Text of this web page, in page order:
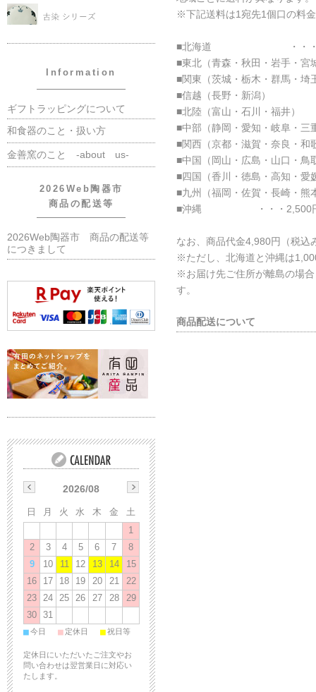
※下記送料は1宛先1個口の料
■北海道 ・・・
■東北（青森・秋田・岩手・宮
■関東（茨城・栃木・群馬・埼
■信越（長野・新潟）
■北陸（富山・石川・福
■中部（静岡・愛知・岐
■関西（京都・滋賀・奈良・
■中国（岡山・広島・山口・
■四国（香川・徳島・高
■九州（福岡・佐賀・長崎・
■沖縄 ・・・2,500円
なお、商品代金4,980円（税込
※ただし、北海道と沖縄は
※お届け先ご住所が離島の場
す。
商品配送について
Information
ギフトラッピングについて
和食器のこと・扱い方
金善窯のこと -about us-
2026Web陶器市
商品の配送等
2026Web陶器市 商品の配送等
につきまして
2026/08
日 月 火 水 木 金
土
1
2
3 4 5 6 7
8
9
10 11 12 13 14
15
16
17 18 19 20 21
22
23
24 25 26 27 28
29
30
31
■今日 ■ 定休日 ■祝日等
定休日にいただいたご注文やお
問い合わせは翌営業日に対応い
たします。